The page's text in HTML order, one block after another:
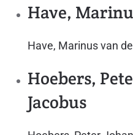
Have,
Have, Marinus van
Hoebers,
Jacobus